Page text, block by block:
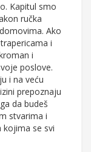
Kapitul smo
ručka
Ako
i
i
poslove.
i na veću
prepoznaju
da budeš
stvarima i
kojima se svi